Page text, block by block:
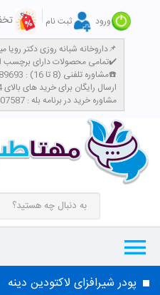
ورود ثبت نام
داروخانه شبانه روزی دکتر رویا میرنظامی📌
تمامی محصولات دارای برچسب اصالت کالا و سیب سلامت میباشند✔️
مشاوره تلفنی (8 تا 16) : 02165389693☎️
​ارسال رایگان برای خرید های بالای 4 میلیون تومان با پست پیشتاز
مشاوره خرید در برنامه بله : 09302007587
پودر شیرافزای لاکتودین دینه